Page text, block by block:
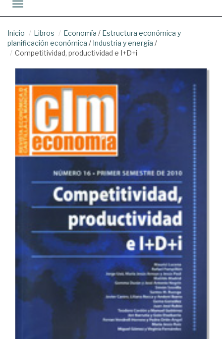
Toggle navigation
Inicio Libros Economía / Estructura económica y
planificación económica / Industria y energía /
Competitividad, productividad e I+D+i